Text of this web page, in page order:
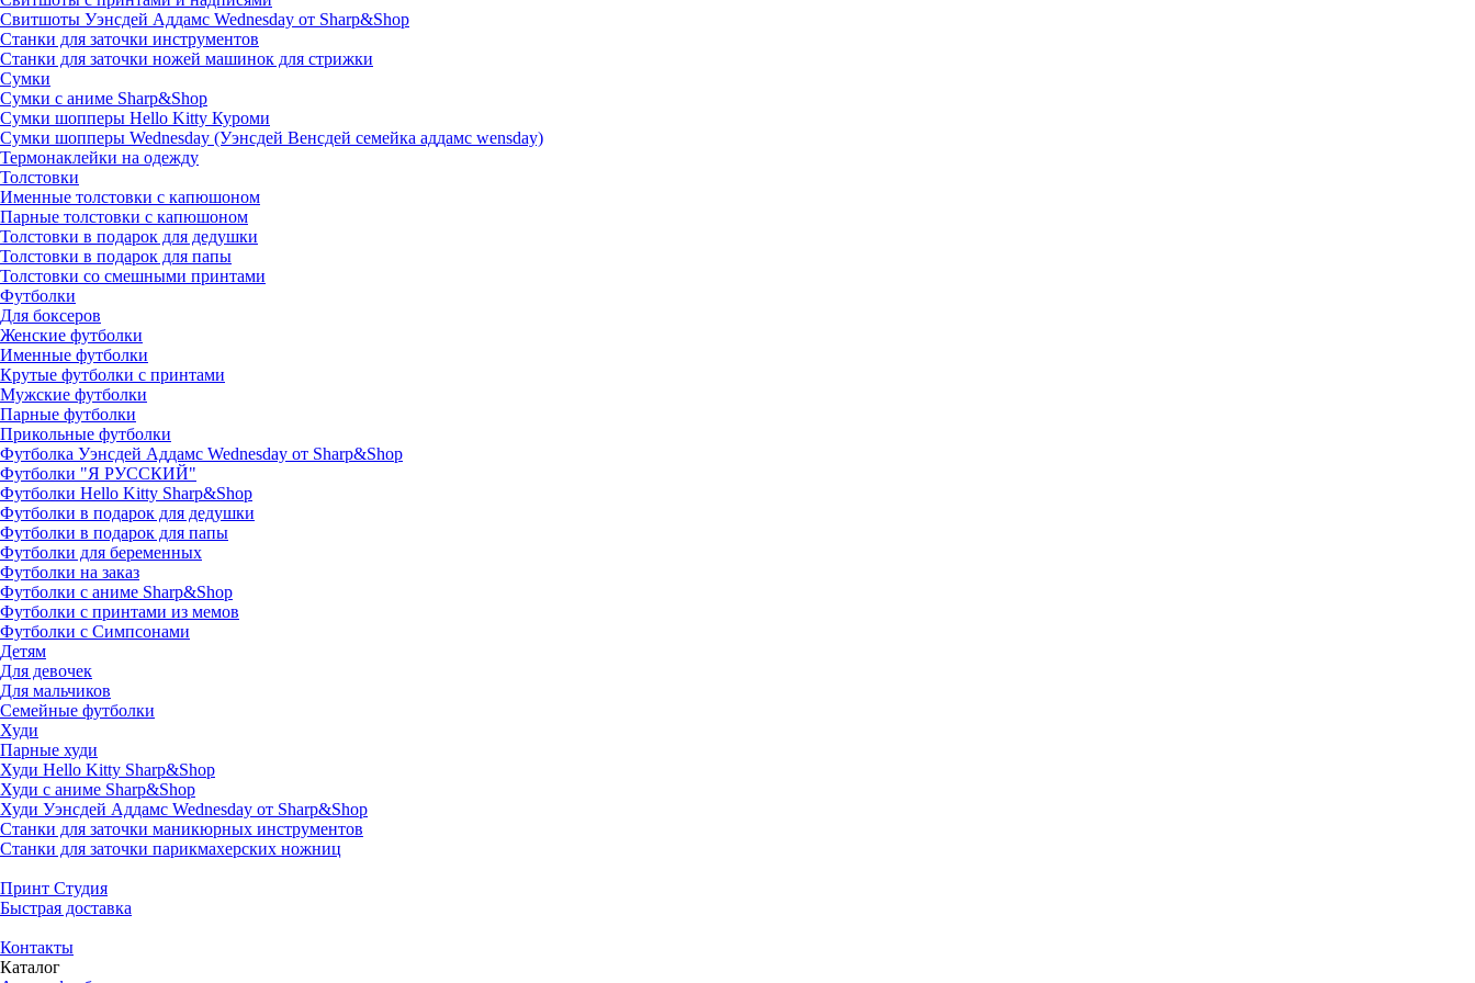
Свитшоты Уэнсдей Аддамс Wednesday от Sharp&Shop
Станки для заточки инструментов
Станки для заточки ножей машинок для стрижки
Сумки
Сумки с аниме Sharp&Shop
Сумки шопперы Hello Kitty Куроми
Сумки шопперы Wednesday (Уэнсдей Венсдей семейка аддамс wensday)
Термонаклейки на одежду
Толстовки
Именные толстовки с капюшоном
Парные толстовки с капюшоном
Толстовки в подарок для дедушки
Толстовки в подарок для папы
Толстовки со смешными принтами
Футболки
Для боксеров
Женские футболки
Именные футболки
Крутые футболки с принтами
Мужские футболки
Парные футболки
Прикольные футболки
Футболка Уэнсдей Аддамс Wednesday от Sharp&Shop
Футболки "Я РУССКИЙ"
Футболки Hello Kitty Sharp&Shop
Футболки в подарок для дедушки
Футболки в подарок для папы
Футболки для беременных
Футболки на заказ
Футболки с аниме Sharp&Shop
Футболки с принтами из мемов
Футболки с Симпсонами
Детям
Для девочек
Для мальчиков
Семейные футболки
Худи
Парные худи
Худи Hello Kitty Sharp&Shop
Худи с аниме Sharp&Shop
Худи Уэнсдей Аддамс Wednesday от Sharp&Shop
Станки для заточки маникюрных инструментов
Станки для заточки парикмахерских ножниц
Принт Студия
Быстрая доставка
Контакты
Каталог